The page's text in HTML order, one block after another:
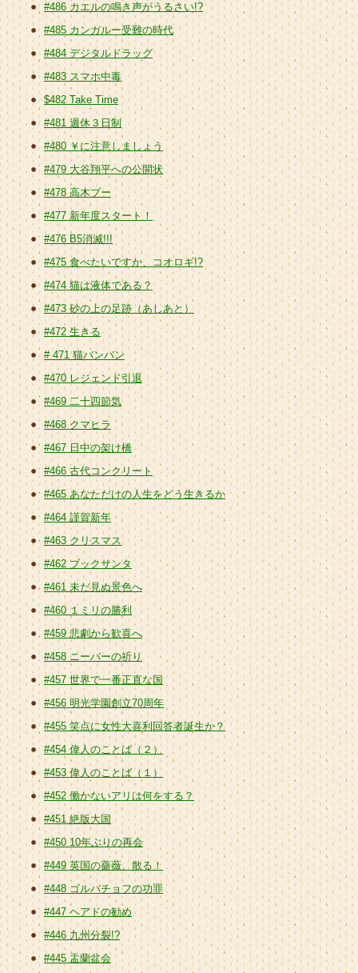
#486 カエルの鳴き声がうるさい!?
#485 カンガルー受難の時代
#484 デジタルドラッグ
#483 スマホ中毒
$482 Take Time
#481 週休３日制
#480 ￥に注意しましょう
#479 大谷翔平への公開状
#478 高木ブー
#477 新年度スタート！
#476 B5消滅!!!
#475 食べたいですか、コオロギ!?
#474 猫は液体である？
#473 砂の上の足跡（あしあと）
#472 生きる
# 471 猫バンバン
#470 レジェンド引退
#469 二十四節気
#468 クマヒラ
#467 日中の架け橋
#466 古代コンクリート
#465 あなただけの人生をどう生きるか
#464 謹賀新年
#463 クリスマス
#462 ブックサンタ
#461 未だ見ぬ景色へ
#460 １ミリの勝利
#459 悲劇から歓喜へ
#458 ニーバーの祈り
#457 世界で一番正直な国
#456 明光学園創立70周年
#455 笑点に女性大喜利回答者誕生か？
#454 偉人のことば（２）
#453 偉人のことば（１）
#452 働かないアリは何をする？
#451 絶版大国
#450 10年ぶりの再会
#449 英国の薔薇、散る！
#448 ゴルバチョフの功罪
#447 ヘアドの勧め
#446 九州分裂!?
#445 盂蘭盆会